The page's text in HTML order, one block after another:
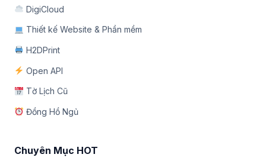
DigiCloud
Thiết kế Website & Phần mềm
H2DPrint
Open API
Tờ Lịch Cũ
Đồng Hồ Ngủ
Chuyên Mục HOT